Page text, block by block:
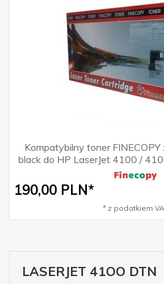
Kompatybilny toner
black do HP LaserJet 4100 /
190,00 PLN*
* z podatkiem
LASERJET 41OO DTN